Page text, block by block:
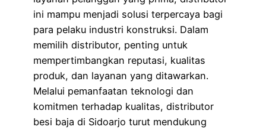
ini mampu menjadi solusi terpercaya bagi
para pelaku industri konstruksi. Dalam
memilih distributor, penting untuk
mempertimbangkan reputasi, kualitas
produk, dan layanan yang ditawarkan.
Melalui pemanfaatan teknologi dan
komitmen terhadap kualitas, distributor
besi baja di Sidoarjo turut mendukung